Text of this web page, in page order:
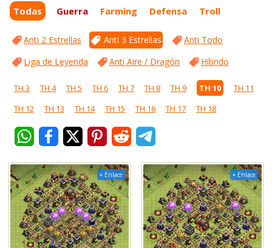
Todas Guerra Farming Defensa Troll
Anti 2 Estrellas Anti 3 Estrellas
Anti Todo
Liga de Leyenda
Anti Aire / Dragón Híbrido
TH 3 TH 4 TH 5 TH 6 TH 7 TH 8 TH 9 TH 10
TH 11
TH 12
TH 13 TH 14 TH 15 TH 16 TH 17 TH 18
+ Enlace + Enlace